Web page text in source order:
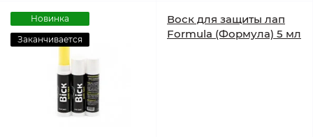
Новинка
Заканчивается
Воск для защиты лап
Formula (Формула) 5 мл